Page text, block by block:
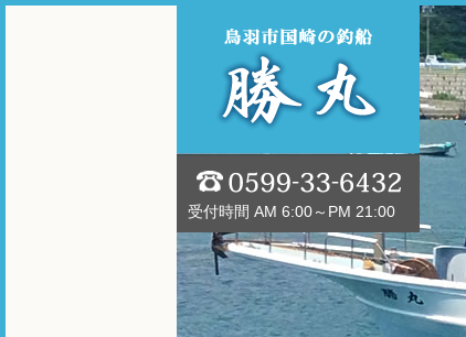
受付時間 AM 6:00～PM 21:00